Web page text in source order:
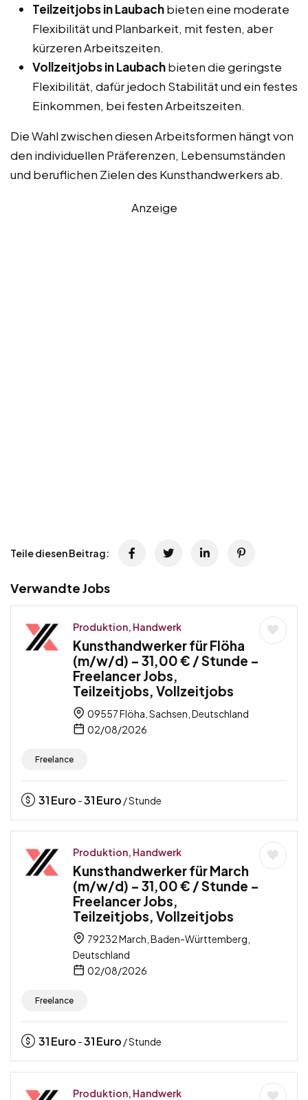
Teilzeitjobs in Laubachbieten eine moderate
Flexibilität und Planbarkeit, mit festen, aber
kürzeren Arbeitszeiten.
Vollzeitjobs in Laubachbieten die geringste
Flexibilität, dafür jedoch Stabilität und ein festes
Einkommen, bei festen Arbeitszeiten.
Die Wahl zwischen diesen Arbeitsformen hängt von
den individuellen Präferenzen, Lebensumständen
und beruflichen Zielen des Kunsthandwerkers ab.
Anzeige
Teile diesen Beitrag:
Verwandte Jobs
Produktion, Handwerk
Kunsthandwerker für Flöha
(m/w/d) – 31,00 € / Stunde –
Freelancer Jobs,
Teilzeitjobs, Vollzeitjobs
09557 Flöha, Sachsen, Deutschland
02/08/2026
Freelance
31Euro -31Euro / Stunde
Produktion, Handwerk
Kunsthandwerker für March
(m/w/d) – 31,00 € / Stunde –
Freelancer Jobs,
Teilzeitjobs, Vollzeitjobs
79232 March, Baden-Württemberg,
Deutschland
02/08/2026
Freelance
31Euro -31Euro / Stunde
Produktion, Handwerk